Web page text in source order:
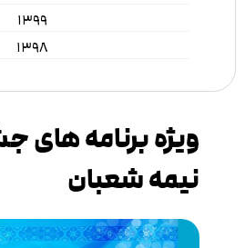
۱۳۹۹
۱۳۹۸
ویژه برنامه های
نیمه شعبان